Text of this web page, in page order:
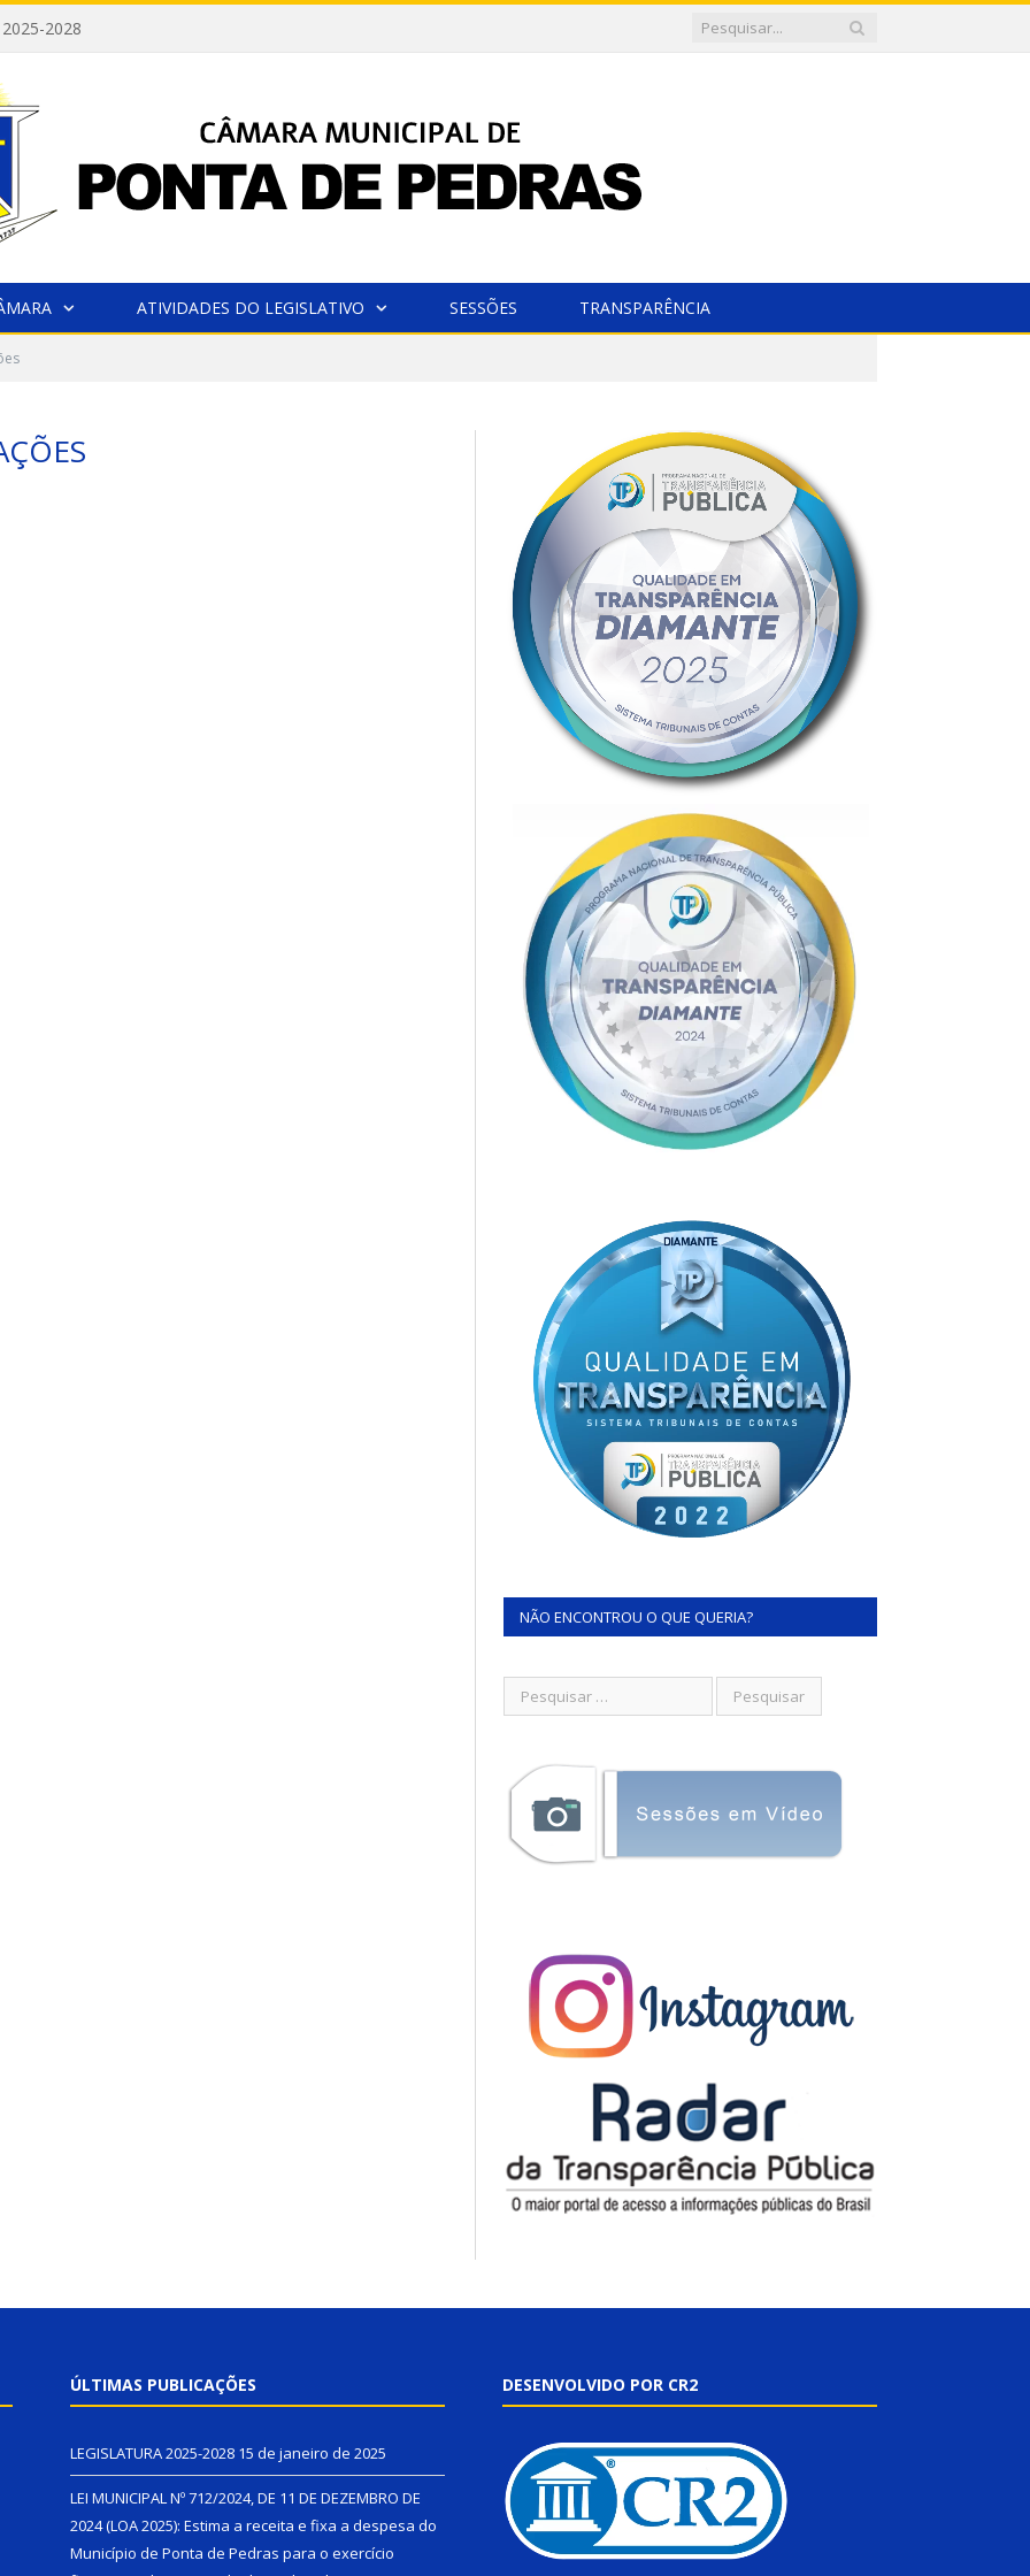
2025-2028
ATIVIDADES DO LEGISLATIVO SESSÕES TRANSPARÊNCIA
NÃO ENCONTROU O QUE QUERIA?
ÚLTIMAS PUBLICAÇÕES
LEGISLATURA 2025-2028 15 de janeiro de 2025
LEI MUNICIPAL Nº 712/2024, DE 11 DE DEZEMBRO DE
2024 (LOA 2025): Estima a receita e fixa a despesa do
Município de Ponta de Pedras para o exercício
DESENVOLVIDO POR CR2